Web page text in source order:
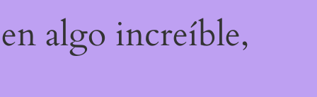
en algo increíble,